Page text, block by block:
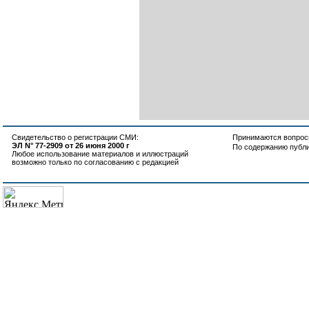
Свидетельство о регистрации СМИ:
ЭЛ N° 77-2909 от 26 июня 2000 г
Любое использование материалов и иллюстраций
возможно только по согласованию с редакцией
Принимаются
По содержанию